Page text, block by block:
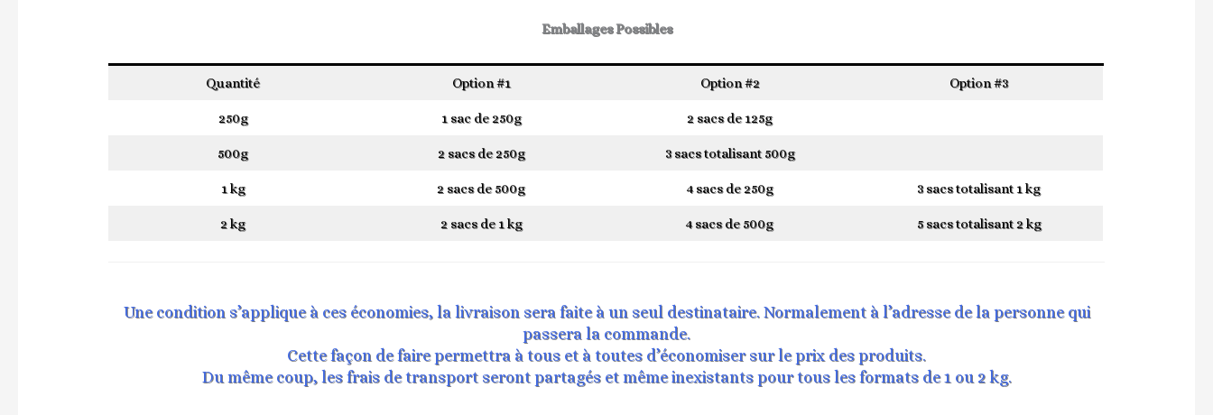
Emballages Possibles
Quantité Option #1 Option #2 Option #3
250g 1 sac de 250g 2 sacs de 125g
500g 2 sacs de 250g 3 sacs totalisant 500g
1 kg 2 sacs de 500g 4 sacs de 250g 3 sacs totalisant 1 kg
2 kg 2 sacs de 1 kg 4 sacs de 500g 5 sacs totalisant 2 kg
Une condition s’applique à ces économies, la livraison sera faite à un seul destinataire. Normalement à l’adresse de la personne qui
passera la commande.
Cette façon de faire permettra à tous et à toutes d’économiser sur le prix des produits.
Du même coup, les frais de transport seront partagés et même inexistants pour tous les formats de 1 ou 2 kg.